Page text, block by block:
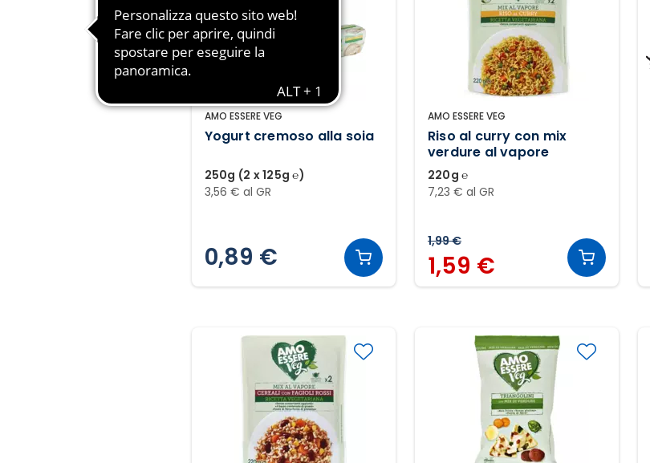
AMO ESSERE VEG
Yogurt cremoso alla soia
250g (2 x 125g ℮)
3,56 € al GR
0,89 €
AMO ESSERE VEG
Riso al curry con mix
verdure al vapore
220g ℮
7,23 € al GR
1,99 €
1,59 €